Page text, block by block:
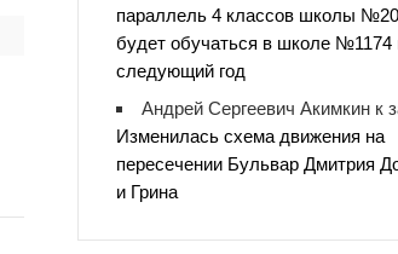
параллель 4 классов школы
будет обучаться в школе №1174
следующий год
Андрей Сергеевич Акимкин к
Изменилась схема движения на
пересечении Бульвар Дмитрия
и Грина